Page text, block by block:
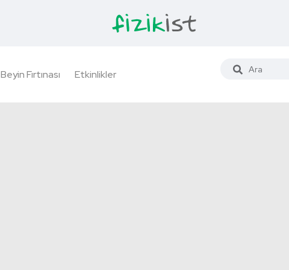
Beyin Fırtınası Etkinlikler